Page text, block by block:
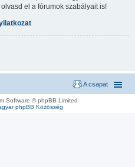
el a fórumok szabályait is!
A csapat
Software © phpBB Limited
phpBB Közösség